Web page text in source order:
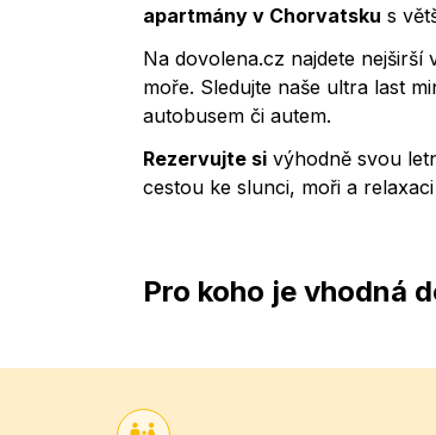
apartmány v Chorvatsku s
Na dovolena.cz najdete nejširší
moře. Sledujte naše ultra last
autobusem či autem.
Rezervujte si výhodně svou
cestou ke slunci, moři a
Pro koho je vhodná